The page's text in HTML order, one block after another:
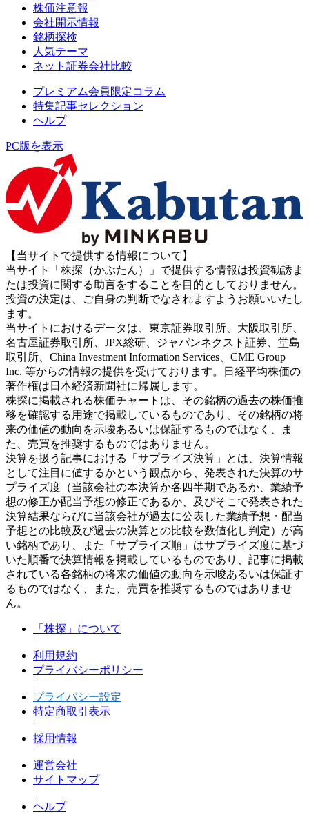
株価注意報
会社開示情報
銘柄探検
人気テーマ
ネット証券会社比較
プレミアム会員限定コラム
特集記事セレクション
ヘルプ
PC版を表示
【当サイトで提供する情報について】
当サイト「株探（かぶたん）」で提供する情報は投資勧誘ま
たは投資に関する助言をすることを目的としておりません。
投資の決定は、ご自身の判断でなされますようお願いいたし
ます。
当サイトにおけるデータは、東京証券取引所、大阪取引所、
名古屋証券取引所、JPX総研、ジャパンネクスト証券、堂島
取引所、China Investment Information Services、CME Group
Inc. 等からの情報の提供を受けております。日経平均株価の
著作権は日本経済新聞社に帰属します。
株探に掲載される株価チャートは、その銘柄の過去の株価推
移を確認する用途で掲載しているものであり、その銘柄の将
来の価値の動向を示唆あるいは保証するものではなく、ま
た、売買を推奨するものではありません。
決算を扱う記事における「サプライズ決算」とは、決算情報
として注目に値するかという観点から、発表された決算のサ
プライズ度（当該会社の本決算か各四半期であるか、業績予
想の修正か配当予想の修正であるか、及びそこで発表された
決算結果ならびに当該会社が過去に公表した業績予想・配当
予想との比較及び過去の決算との比較を数値化し判定）が高
い銘柄であり、また「サプライズ順」はサプライズ度に基づ
いた順番で決算情報を掲載しているものであり、記事に掲載
されている各銘柄の将来の価値の動向を示唆あるいは保証す
るものではなく、また、売買を推奨するものではありませ
ん。
「株探」について
|
利用規約
プライバシーポリシー
|
プライバシー設定
特定商取引表示
|
採用情報
|
運営会社
サイトマップ
|
ヘルプ